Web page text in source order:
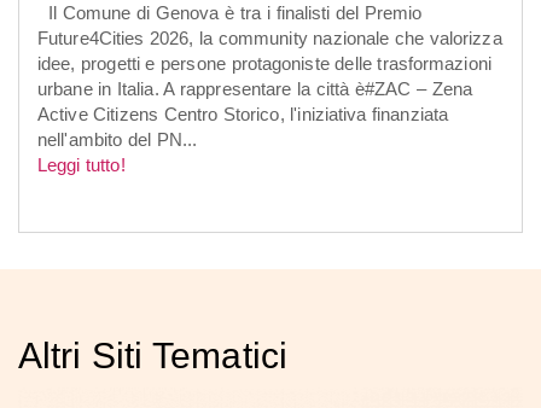
Il Comune di Genova è tra i finalisti del Premio
Future4Cities 2026, la community nazionale che valorizza
idee, progetti e persone protagoniste delle trasformazioni
urbane in Italia. A rappresentare la città è#ZAC – Zena
Active Citizens Centro Storico, l'iniziativa finanziata
nell'ambito del PN...
Leggi tutto!
Altri Siti Tematici